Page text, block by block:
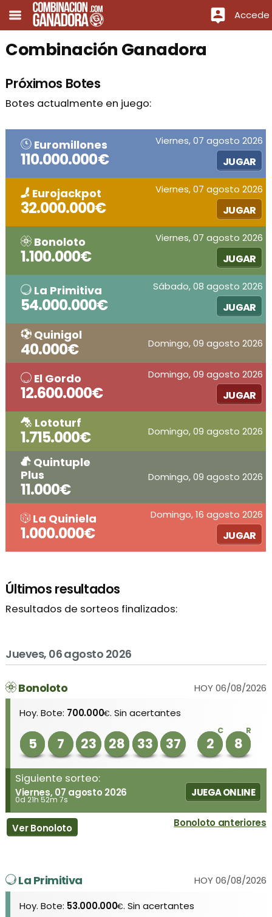
Accede
Combinación Ganadora
Próximos Botes
Botes actualmente en juego:
Euromillones
110.000.000€
Viernes, 07 agosto 2026
JUGAR
Eurojackpot
32.000.000€
Viernes, 07 agosto 2026
JUGAR
Bonoloto
1.100.000€
Viernes, 07 agosto 2026
JUGAR
La Primitiva
54.000.000€
Sábado, 08 agosto 2026
JUGAR
Quinigol
40.000€ Domingo, 09 agosto 2026
El Gordo
12.600.000€
Domingo, 09 agosto 2026
JUGAR
Lototurf
1.715.000€ Domingo, 09 agosto 2026
Quintuple
Plus
11.000€
Domingo, 09 agosto 2026
La Quiniela
1.000.000€
Domingo, 16 agosto 2026
JUGAR
Últimos resultados
Resultados de sorteos finalizados:
Jueves, 06 agosto 2026
Bonoloto
HOY 06/08/2026
Hoy. Bote: 700.000€. Sin acertantes
5 7 23 28 33 37
C
2
R
8
Siguiente sorteo:
Viernes, 07 agosto 2026
0d 21h 52m 7s
JUEGA ONLINE
Ver Bonoloto Bonoloto anteriores
La Primitiva
HOY 06/08/2026
Hoy. Bote: 53.000.000€. Sin acertantes